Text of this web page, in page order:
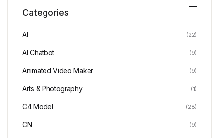
Categories
AI (22)
AI Chatbot (9)
Animated Video Maker (9)
Arts & Photography (1)
C4 Model (28)
CN (9)